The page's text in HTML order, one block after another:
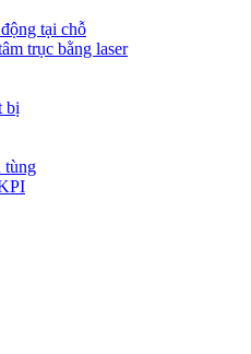
tại chỗ
trục bằng laser
bị
tùng